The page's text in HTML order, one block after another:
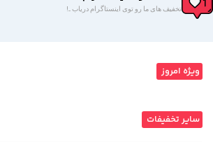
تخفیف های ما رو توی اینستاگرام دریاب ...!
ویژه امروز
سایر تخفیفات